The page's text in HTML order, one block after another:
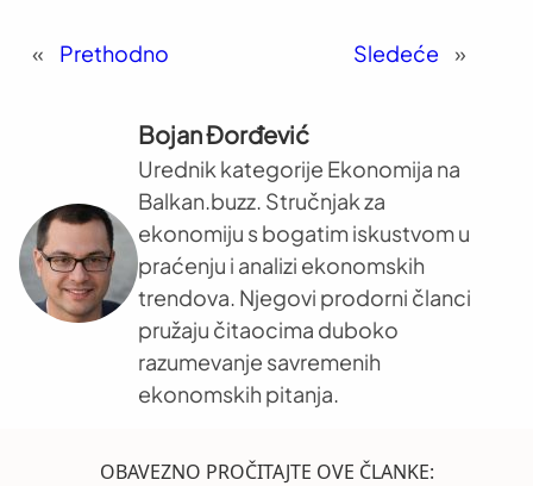
« Prethodno Sledeće »
Bojan Đorđević
Urednik kategorije Ekonomija na
Balkan.buzz. Stručnjak za
ekonomiju s bogatim iskustvom u
praćenju i analizi ekonomskih
trendova. Njegovi prodorni članci
pružaju čitaocima duboko
razumevanje savremenih
ekonomskih pitanja.
OBAVEZNO PROČITAJTE OVE ČLANKE: